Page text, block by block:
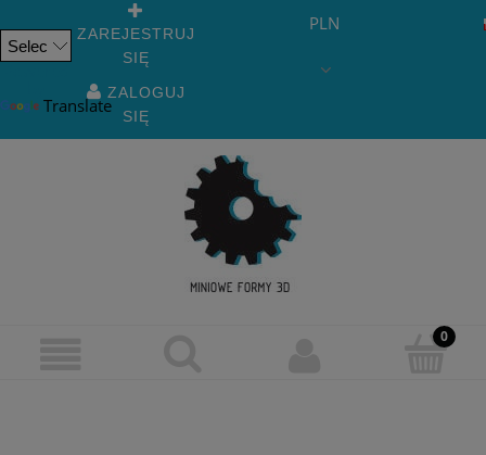
Translate
ZAREJESTRUJ
SIĘ
ZALOGUJ
SIĘ
PLN